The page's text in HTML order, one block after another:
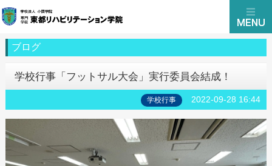
ブログ
学校行事「フットサル大会」実行委員会結成！
学校行事 2022-09-28 16:44